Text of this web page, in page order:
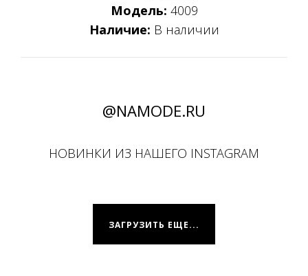
Модель: 4009
Наличие: В наличии
@NAMODE.RU
НОВИНКИ ИЗ НАШЕГО INSTAGRAM
ЗАГРУЗИТЬ ЕЩЕ...